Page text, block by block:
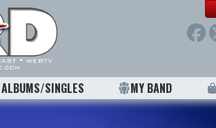
ALBUMS/SINGLES MY BAND